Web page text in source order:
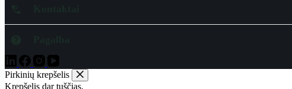
Pirkinių krepšelis
Krepšelis dar tuščias.